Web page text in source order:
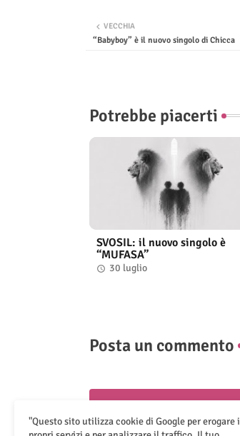
VECCHIA
“Babyboy” è il nuovo singolo di Chicca
Potrebbe piacerti
SVOSIL: il nuovo singolo è
“MUFASA”
30 luglio
Posta un commento
"Questo sito utilizza cookie di Google per erogare i